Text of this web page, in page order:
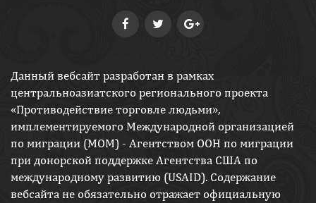
Данный вебсайт разработан в рамках
центральноазиатского регионального проекта
«Противодействие торговле людьми»,
имплементируемого Международной организацией
по миграции (МОМ) - Агентством ООН по миграции
при донорской поддержке Агентства США по
международному развитию (USAID). Содержание
вебсайта не обязательно отражает официальную